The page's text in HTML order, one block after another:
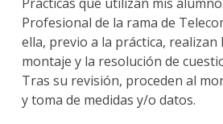
Prácticas que utilizan mis
Profesional de la rama de
ella, previo a la práctica, realizan
montaje y la resolución de
Tras su revisión, proceden al
y toma de medidas y/o datos.